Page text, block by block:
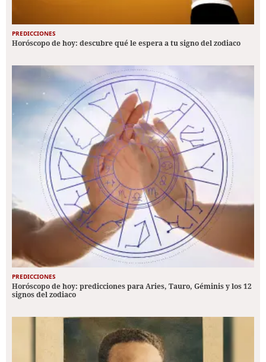
PREDICCIONES
Horóscopo de hoy: descubre qué le espera a tu signo del zodiaco
PREDICCIONES
Horóscopo de hoy: predicciones para Aries, Tauro, Géminis y los 12
signos del zodiaco